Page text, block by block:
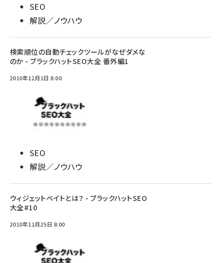
SEO
解説／ノウハウ
検索順位の自動チェックツールがなぜダメな
のか - ブラックハットSEO大全 番外編1
2010年12月1日 8:00
SEO
解説／ノウハウ
ウィジェットベイトとは？ - ブラックハットSEO
大全#10
2010年11月25日 8:00